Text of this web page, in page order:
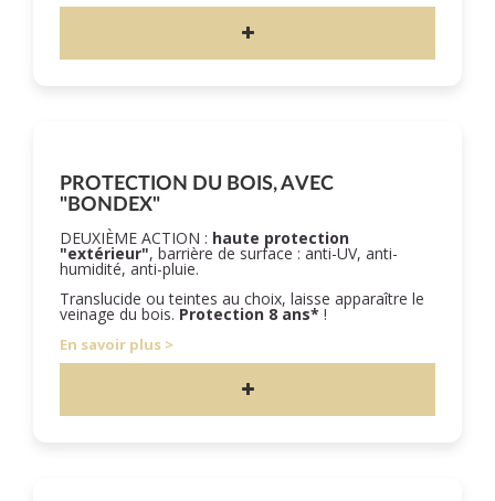
PROTECTION DU BOIS, AVEC
"BONDEX"
DEUXIÈME ACTION : haute protection
"extérieur", barrière de surface : anti-UV, anti-
humidité, anti-pluie.
Translucide ou teintes au choix, laisse apparaître le
veinage du bois. Protection 8 ans* !
En savoir plus